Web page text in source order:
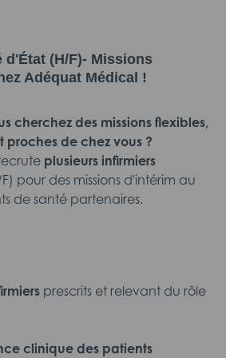
(H/F)- Missions
Adéquat Médical !
cherchez des missions flexibles,
proches de chez vous ?
plusieurs infirmiers
pour des missions d'intérim au
de santé partenaires.
prescrits et relevant du rôle
clinique des patients